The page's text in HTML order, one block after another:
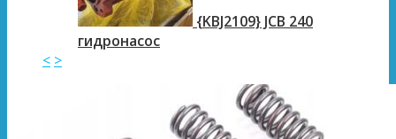
{KBJ2109} JCB 240
гидронасос
< >